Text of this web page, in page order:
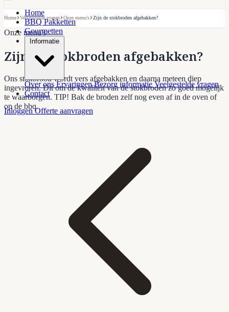
Home
BBQ Pakketten
Gourmetten
Informatie
Over onsErvaringenBezorg informatieVeelgestelde vragen
Contact
InloggenOfferte aanvragen
Home›Veelgestelde vragen›Onze menu's›Zijn de stokbroden afgebakken?
Onze menu's
Zijn de stokbroden afgebakken?
Ons stokbrood wordt vers afgebakken en daarna meteen diep
ingevroren. Dit om de kwaliteit van de stokbroden zo goed mogelijk
te waarborgen. TIP! Bak de broden zelf nog even af in de oven of
op de bbq.